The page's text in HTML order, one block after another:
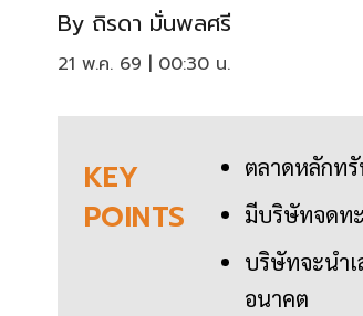
By ถิรดา มั่นพลศรี
21 พ.ค. 69 | 00:30 น.
KEY
POINTS
ตลาดหลักท
มีบริษัทจดท
บริษัทจะนำเ
อนาคต